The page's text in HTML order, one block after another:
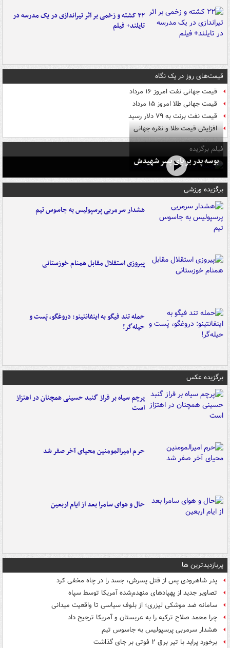
۲۲ کشته و زخمی بر اثر تیراندازی در یک مدرسه در
تایلند+ فیلم
قیمت‌های روز در یک نگاه
قیمت جهانی نفت امروز ۱۶ مرداد
قیمت جهانی طلا امروز ۱۵ مرداد
قیمت نفت برنت به ۷۹ دلار رسید
افزایش قیمت طلا و نقره جهانی
فیلم برگزیده
بوسه‌ پدر بر پای پسر شهیدش
برگزیده ورزشی
هشدار سرمربی پرسپولیس به جاسوس تیم
پیروزی استقلال مقابل همنام خوزستانی
حمله تند فیگو به اینفانتینو: دروغگو، پَست‌ و
حیله‌گر!
برگزیده عکس
پرچم سیاه بر فراز گنبد حسینی همچنان در اهتزاز
است
حرم امیرالمومنین محیای آخر صفر شد
حال و هوای سامرا بعد از ایام اربعین
پربازدیدترین ها
پدر شاهرودی پس از قتل پسرش، جسد را در چاه مخفی کرد
تصاویر جدید از پهپادهای منهدم‌شده آمریکا توسط سپاه
سامانه ضد موشکی لیزری؛ از بلوف سیاسی تا واقعیت میدانی
چرا محمد صلاح ترکیه را به عربستان و آمریکا ترجیح داد
هشدار سرمربی پرسپولیس به جاسوس تیم
برخورد پراید با تیر برق ۲ فوتی بر جای گذاشت